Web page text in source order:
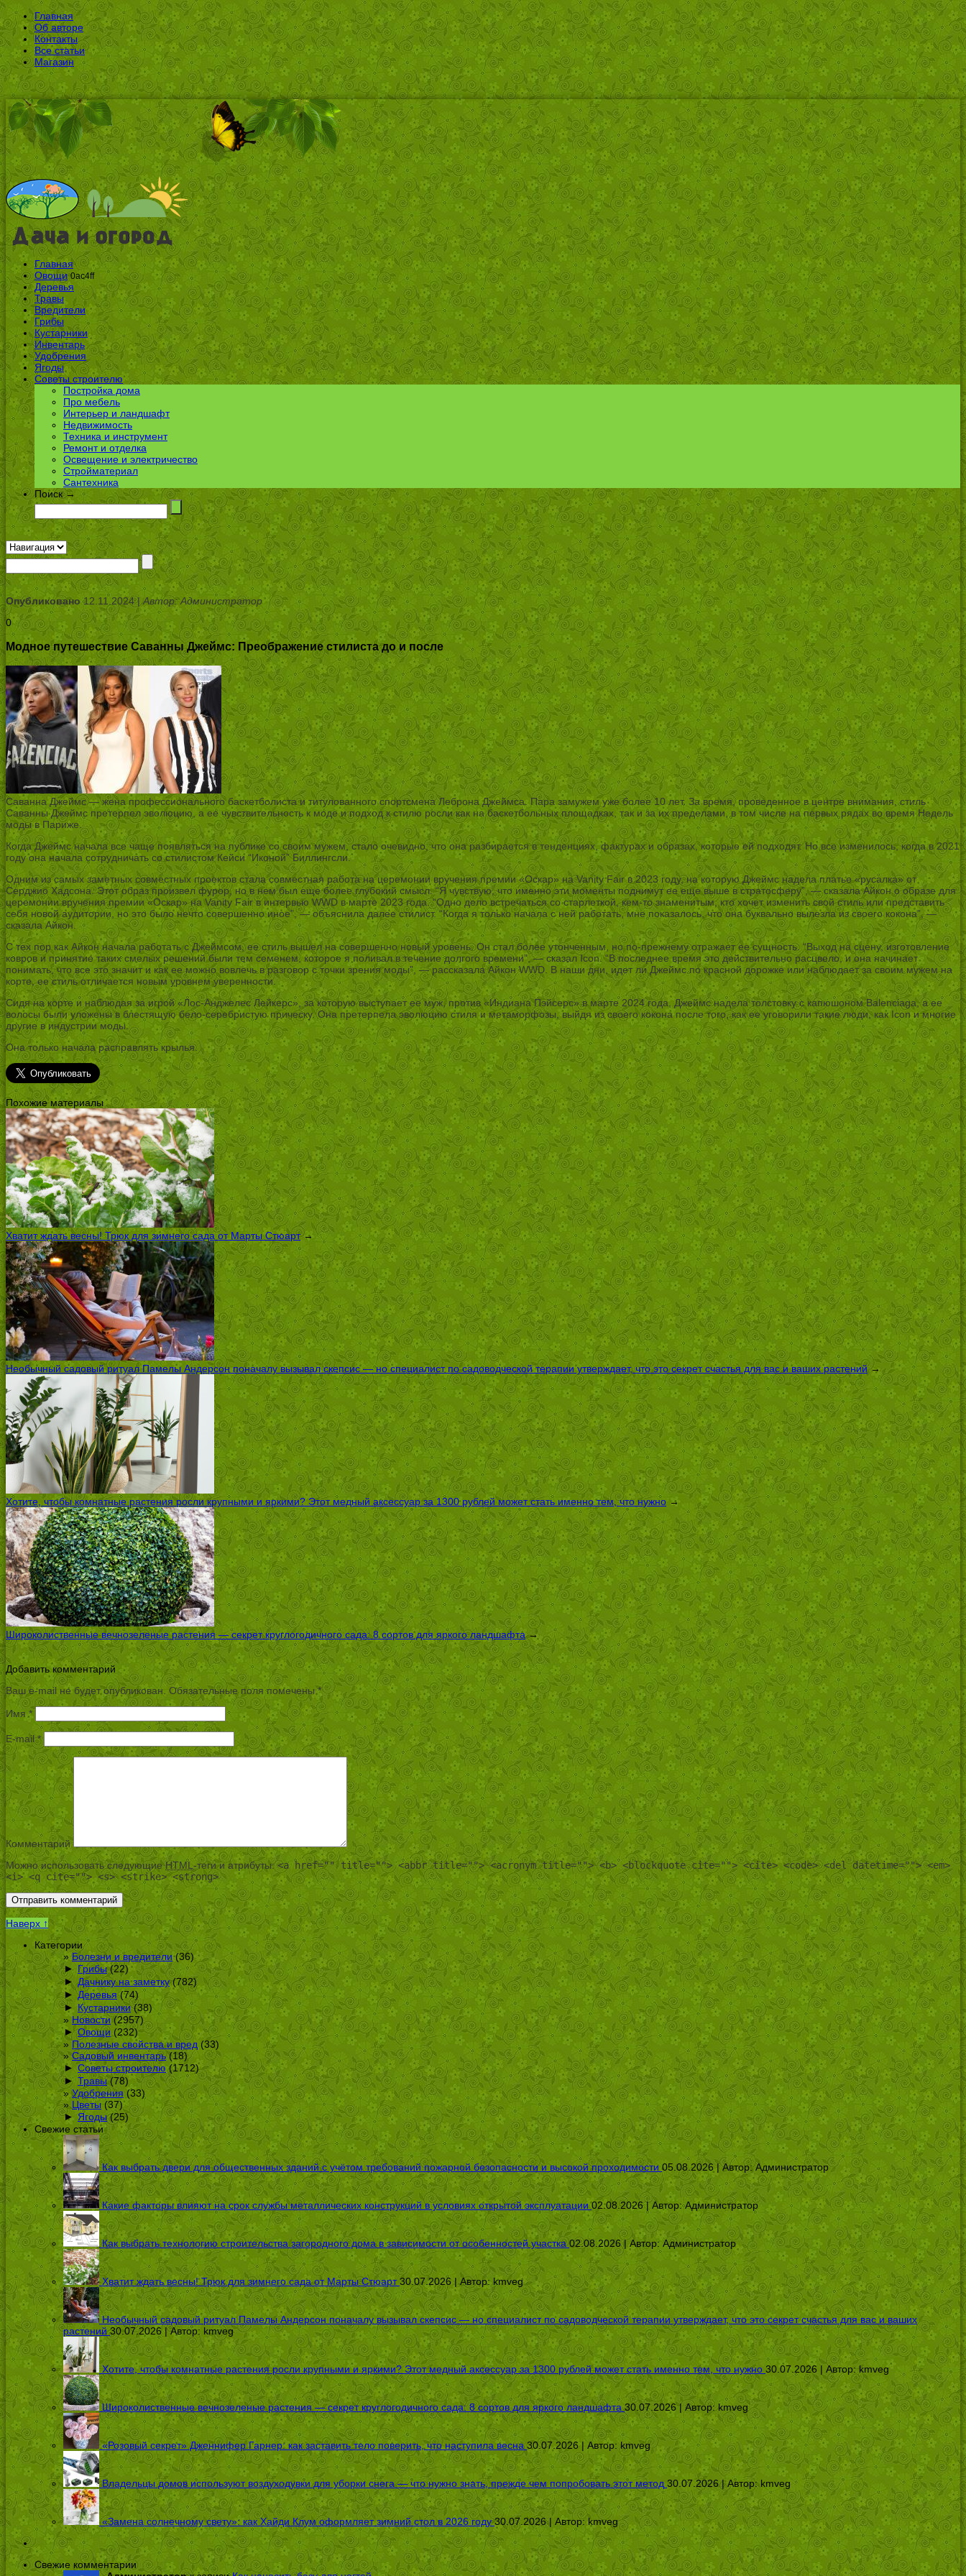
Главная
Об авторе
Контакты
Все статьи
Магазин
Главная
Овощи 0ac4ff
Деревья
Травы
Вредители
Грибы
Кустарники
Инвентарь
Удобрения
Ягоды
Советы строителю
Постройка дома
Про мебель
Интерьер и ландшафт
Недвижимость
Техника и инструмент
Ремонт и отделка
Освещение и электричество
Стройматериал
Сантехника
Поиск →
Опубликовано12.11.2024 |Автор: Администратор
0
Модное путешествие Саванны Джеймс: Преображение стилиста до и после
Саванна Джеймс — жена профессионального баскетболиста и титулованного спортсмена Леброна Джеймса. Пара замужем уже более 10 лет. За время, проведенное в центре внимания, стиль
Саванны Джеймс претерпел эволюцию, а ее чувствительность к моде и подход к стилю росли как на баскетбольных площадках, так и за их пределами, в том числе на первых рядах во время Недель
моды в Париже.
Когда Джеймс начала все чаще появляться на публике со своим мужем, стало очевидно, что она разбирается в тенденциях, фактурах и образах, которые ей подходят. Но все изменилось, когда в 2021
году она начала сотрудничать со стилистом Кейси “Иконой” Биллингсли.
Одним из самых заметных совместных проектов стала совместная работа на церемонии вручения премии «Оскар» на Vanity Fair в 2023 году, на которую Джеймс надела платье «русалка» от
Серджио Хадсона. Этот образ произвел фурор, но в нем был еще более глубокий смысл. “Я чувствую, что именно эти моменты поднимут ее еще выше в стратосферу”, — сказала Айкон о образе для
церемонии вручения премии «Оскар» на Vanity Fair в интервью WWD в марте 2023 года. “Одно дело встречаться со старлеткой, кем-то знаменитым, кто хочет изменить свой стиль или представить
себя новой аудитории, но это было нечто совершенно иное”, — объяснила далее стилист. “Когда я только начала с ней работать, мне показалось, что она буквально вылезла из своего кокона”, —
сказала Айкон.
С тех пор как Айкон начала работать с Джеймсом, ее стиль вышел на совершенно новый уровень. Он стал более утонченным, но по-прежнему отражает ее сущность. “Выход на сцену, изготовление
ковров и принятие таких смелых решений были тем семенем, которое я поливал в течение долгого времени”, — сказал Icon. “В последнее время это действительно расцвело, и она начинает
понимать, что все это значит и как ее можно вовлечь в разговор с точки зрения моды”, — рассказала Айкон WWD. В наши дни, идет ли Джеймс по красной дорожке или наблюдает за своим мужем на
корте, ее стиль отличается новым уровнем уверенности.
Сидя на корте и наблюдая за игрой «Лос-Анджелес Лейкерс», за которую выступает ее муж, против «Индиана Пэйсерс» в марте 2024 года, Джеймс надела толстовку с капюшоном Balenciaga, а ее
волосы были уложены в блестящую бело-серебристую прическу. Она претерпела эволюцию стиля и метаморфозы, выйдя из своего кокона после того, как ее уговорили такие люди, как Icon и многие
другие в индустрии моды.
Она только начала расправлять крылья.
Похожие материалы
Хватит ждать весны! Трюк для зимнего сада от Марты Стюарт→
Необычный садовый ритуал Памелы Андерсон поначалу вызывал скепсис — но специалист по садоводческой терапии утверждает, что это секрет счастья для вас и ваших растений→
Хотите, чтобы комнатные растения росли крупными и яркими? Этот медный аксессуар за 1300 рублей может стать именно тем, что нужно →
Широколиственные вечнозеленые растения — секрет круглогодичного сада: 8 сортов для яркого ландшафта→
Добавить комментарий
Ваш e-mail не будет опубликован. Обязательные поля помечены*
Имя*
E-mail*
Комментарий
Можно использовать следующиеHTML-теги и атрибуты:<a href="" title=""> <abbr title=""> <acronym title=""> <b> <blockquote cite=""> <cite> <code> <del datetime=""> <em>
<i> <q cite=""> <s> <strike> <strong>
Наверх ↑
Категории
Болезни и вредители(36)
► Грибы(22)
► Дачнику на заметку(782)
► Деревья (74)
► Кустарники(38)
Новости(2957)
► Овощи (232)
Полезные свойства и вред (33)
Садовый инвентарь(18)
► Советы строителю(1712)
► Травы(78)
Удобрения (33)
Цветы (37)
► Ягоды(25)
Свежие статьи
Как выбрать двери для общественных зданий с учётом требований пожарной безопасности и высокой проходимости 05.08.2026 | Автор:Администратор
Какие факторы влияют на срок службы металлических конструкций в условиях открытой эксплуатации 02.08.2026 | Автор:Администратор
Как выбрать технологию строительства загородного дома в зависимости от особенностей участка 02.08.2026 | Автор: Администратор
Хватит ждать весны! Трюк для зимнего сада от Марты Стюарт 30.07.2026 | Автор:kmveg
Необычный садовый ритуал Памелы Андерсон поначалу вызывал скепсис — но специалист по садоводческой терапии утверждает, что это секрет счастья для вас и ваших
растений 30.07.2026 | Автор: kmveg
Хотите, чтобы комнатные растения росли крупными и яркими? Этот медный аксессуар за 1300 рублей может стать именно тем, что нужно 30.07.2026 | Автор:kmveg
Широколиственные вечнозеленые растения — секрет круглогодичного сада: 8 сортов для яркого ландшафта 30.07.2026 | Автор:kmveg
«Розовый секрет» Дженнифер Гарнер: как заставить тело поверить, что наступила весна 30.07.2026 | Автор:kmveg
Владельцы домов используют воздуходувки для уборки снега — что нужно знать, прежде чем попробовать этот метод 30.07.2026 | Автор:kmveg
«Замена солнечному свету»: как Хайди Клум оформляет зимний стол в 2026 году 30.07.2026 | Автор:kmveg
Свежие комментарии